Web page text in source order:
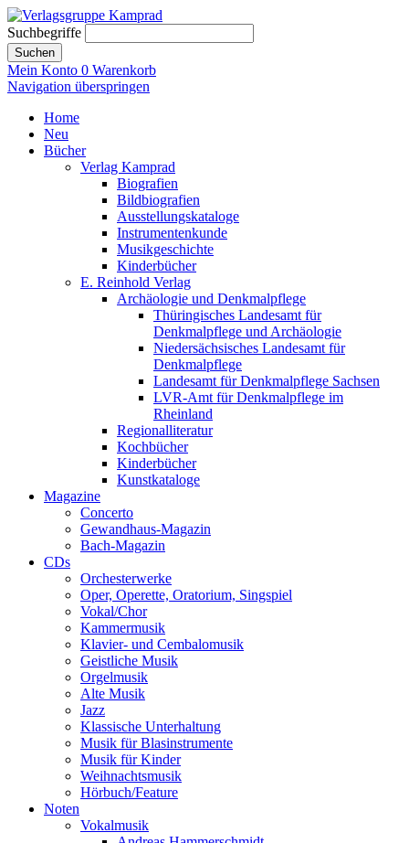
Suchbegriffe
Suchen
Mein Konto 0 Warenkorb
Navigation überspringen
Home
Neu
Bücher
Verlag Kamprad
Biografien
Bildbiografien
Ausstellungskataloge
Instrumentenkunde
Musikgeschichte
Kinderbücher
E. Reinhold Verlag
Archäologie und Denkmalpflege
Thüringisches Landesamt für
Denkmalpflege und Archäologie
Niedersächsisches Landesamt für
Denkmalpflege
Landesamt für Denkmalpflege Sachsen
LVR-Amt für Denkmalpflege im
Rheinland
Regionalliteratur
Kochbücher
Kinderbücher
Kunstkataloge
Magazine
Concerto
Gewandhaus-Magazin
Bach-Magazin
CDs
Orchesterwerke
Oper, Operette, Oratorium, Singspiel
Vokal/Chor
Kammermusik
Klavier- und Cembalomusik
Geistliche Musik
Orgelmusik
Alte Musik
Jazz
Klassische Unterhaltung
Musik für Blasinstrumente
Musik für Kinder
Weihnachtsmusik
Hörbuch/Feature
Noten
Vokalmusik